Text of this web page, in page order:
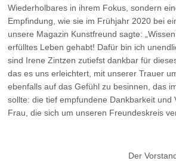
Wiederholbares in ihrem Fokus, sondern
Empfindung, wie sie im Frühjahr 2020 bei
unsere Magazin Kunstfreund sagte:
erfülltes Leben gehabt! Dafür bin ich
sind Irene Zintzen zutiefst dankbar für
das es uns erleichtert, mit unserer Trauer
ebenfalls auf das Gefühl zu besinnen, das
sollte: die tief empfundene Dankbarkeit und
Frau, die sich um unseren Freundeskreis
Der